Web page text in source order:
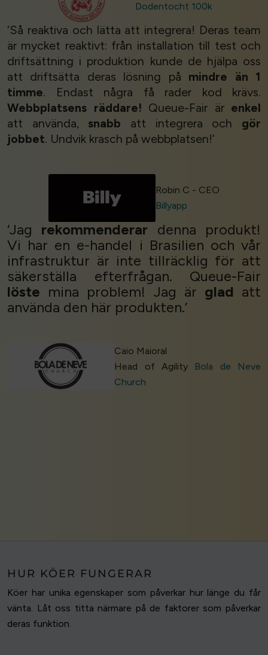
Dodentocht 100k
‘Så reaktiva och lätta att integrera! Deras team
är mycket reaktivt: från installation till test och
driftsättning i produktion kunde de hjälpa oss
att driftsätta deras lösning på mindre än 1
timme. Endast några få rader kod krävs.
Webbplatsens räddare! Queue-Fair är enkel
att använda, snabb att integrera och gör
jobbet. Undvik krasch på webbplatsen!’
Robin C - CEO
Billyapp
‘Jag rekommenderar denna produkt!
Vi har en e-handel i Brasilien och vår
infrastruktur är inte tillräcklig för att
säkerställa efterfrågan. Queue-Fair
löste mina problem! Jag är glad att
använda den här produkten.’
Caio Maioral
Head of Agility Bola de Neve
Church
HUR KÖER FUNGERAR
Köer har unika egenskaper som påverkar hur länge du får
vänta. Låt oss titta närmare på de faktorer som påverkar
deras funktion.